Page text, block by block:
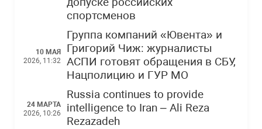
спортсменов
10 МАЯ
2026, 11:32
Группа компаний «Ювента» и
Григорий Чиж: журналисты
АСПИ готовят обращения в СБУ,
Нацполицию и ГУР МО
24 МАРТА
2026, 10:26
Russia continues to provide
intelligence to Iran – Ali Reza
Rezazadeh